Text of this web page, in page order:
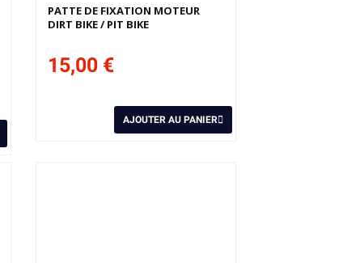
PATTE DE FIXATION MOTEUR
DIRT BIKE / PIT BIKE
15,00 €
AJOUTER AU PANIER